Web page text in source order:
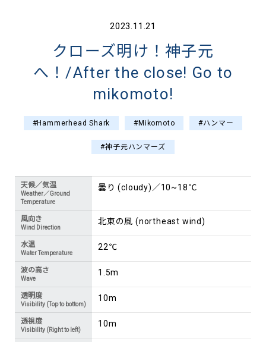
2023.11.21
クローズ明け！神子元
へ！/After the close! Go to
mikomoto!
#Hammerhead Shark #Mikomoto #ハンマー
#神子元ハンマーズ
天候／気温
Weather／Ground
Temperature
曇り (cloudy)／10~18℃
風向き
Wind Direction
北東の風 (northeast wind)
水温
Water Temperature
22℃
波の高さ
Wave
1.5m
透明度
Visibility (Top to bottom)
10m
透視度
Visibility (Right to left)
10m